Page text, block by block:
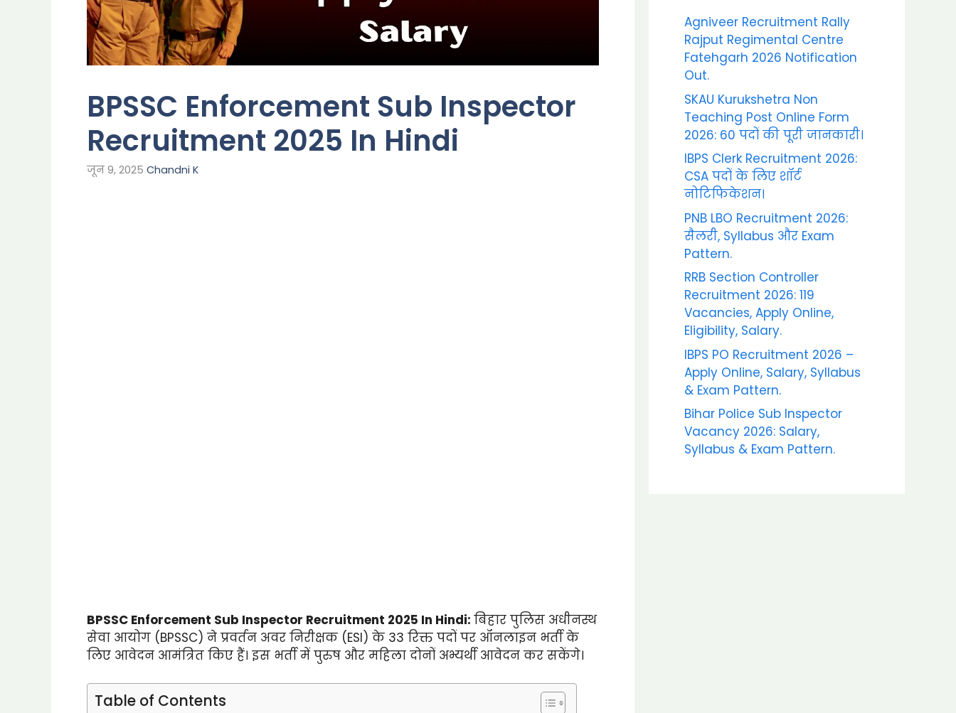
BPSSC Enforcement Sub Inspector
Recruitment 2025 In Hindi
जून 9, 2025 Chandni K
BPSSC Enforcement Sub Inspector Recruitment 2025 In Hindi: बिहार पुलिस अधीनस्थ
सेवा आयोग (BPSSC) ने प्रवर्तन अवर निरीक्षक (ESI) के 33 रिक्त पदों पर ऑनलाइन भर्ती के
लिए आवेदन आमंत्रित किए हैं। इस भर्ती में पुरुष और महिला दोनों अभ्यर्थी आवेदन कर सकेंगे।
Table of Contents
Agniveer Recruitment Rally
Rajput Regimental Centre
Fatehgarh 2026 Notification
Out.
SKAU Kurukshetra Non
Teaching Post Online Form
2026: 60 पदों की पूरी जानकारी।
IBPS Clerk Recruitment 2026:
CSA पदों के लिए शॉर्ट
नोटिफिकेशन।
PNB LBO Recruitment 2026:
सैलरी, Syllabus और Exam
Pattern.
RRB Section Controller
Recruitment 2026: 119
Vacancies, Apply Online,
Eligibility, Salary.
IBPS PO Recruitment 2026 –
Apply Online, Salary, Syllabus
& Exam Pattern.
Bihar Police Sub Inspector
Vacancy 2026: Salary,
Syllabus & Exam Pattern.